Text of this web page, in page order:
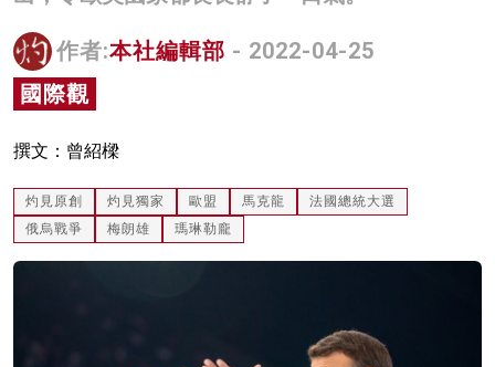
灼見活動
關於我們
作者:本社編輯部 - 2022-04-25
國際觀
撰文：曾紹樑
灼見原創 灼見獨家 歐盟 馬克龍
法國總統大選
俄烏戰爭
梅朗雄 瑪琳勒龐